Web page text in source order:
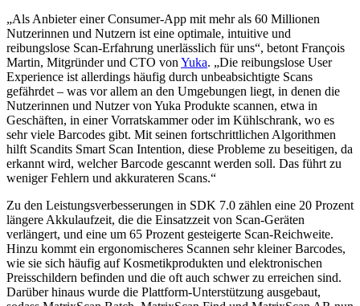
„Als Anbieter einer Consumer-App mit mehr als 60 Millionen
Nutzerinnen und Nutzern ist eine optimale, intuitive und
reibungslose Scan-Erfahrung unerlässlich für uns“, betont François
Martin, Mitgründer und CTO von Yuka. „Die reibungslose User
Experience ist allerdings häufig durch unbeabsichtigte Scans
gefährdet – was vor allem an den Umgebungen liegt, in denen die
Nutzerinnen und Nutzer von Yuka Produkte scannen, etwa in
Geschäften, in einer Vorratskammer oder im Kühlschrank, wo es
sehr viele Barcodes gibt. Mit seinen fortschrittlichen Algorithmen
hilft Scandits Smart Scan Intention, diese Probleme zu beseitigen, da
erkannt wird, welcher Barcode gescannt werden soll. Das führt zu
weniger Fehlern und akkurateren Scans.“
Zu den Leistungsverbesserungen in SDK 7.0 zählen eine 20 Prozent
längere Akkulaufzeit, die die Einsatzzeit von Scan-Geräten
verlängert, und eine um 65 Prozent gesteigerte Scan-Reichweite.
Hinzu kommt ein ergonomischeres Scannen sehr kleiner Barcodes,
wie sie sich häufig auf Kosmetikprodukten und elektronischen
Preisschildern befinden und die oft auch schwer zu erreichen sind.
Darüber hinaus wurde die Plattform-Unterstützung ausgebaut,